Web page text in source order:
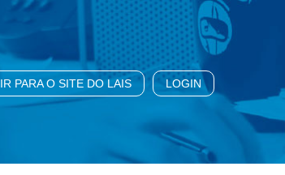
IR PARA O SITE DO LAIS LOGIN